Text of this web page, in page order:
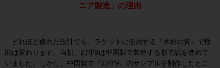
ニア製造」の理由
どれほど優れた設計でも、ラケットに使用する『木材の質』で性
能は変わります。当初、幻守9は中国製で製造する形で話を進めて
いました。しかし、中国製で『幻守9』のサンプルを制作したとこ